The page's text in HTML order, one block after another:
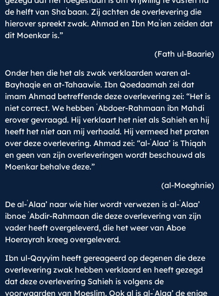
de helft van Shaʿbaan. Zij achten de overlevering die
hierover spreekt zwak. Ahmad en Ibn Maʿien zeiden dat
dit Moenkar is.”
(Fath ul-Baarie)
Onder hen die het als zwak verklaarden waren al-
Bayhaqie en at-Tahaawie. Ibn Qoedaamah zei dat
imam Ahmad betreffende deze overlevering zei: “Het is
niet correct. We hebben ʿAbdoer-Rahmaan ibn Mahdi
erover gevraagd. Hij verklaart het niet als Sahieh en hij
heeft het niet aan mij verhaald. Hij vermeed het praten
over deze overlevering. Ahmad zei: “al-ʿAlaa’ is Thiqah
en geen van zijn overleveringen wordt beschouwd als
Moenkar behalve deze.”
(al-Moeghnie)
De al-ʿAlaa’ naar wie hier wordt verwezen is al-ʿAlaa’
ibnoe ʿAbdir-Rahmaan die deze overlevering van zijn
vader heeft overgeleverd, die het weer van Aboe
Hoerayrah kreeg overgeleverd.
Ibn ul-Qayyim heeft gereageerd op degenen die deze
overlevering zwak hebben verklaard en heeft gezegd
dat deze overlevering Sahieh is volgens de
voorwaarden van Moeslim. Ook al is al-ʿAlaa’ de enige